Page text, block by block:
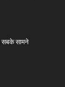
सामने